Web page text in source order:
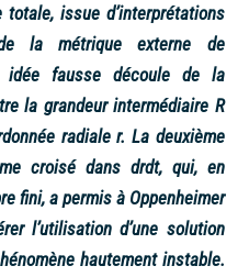
issue d’interprétations
la métrique externe de
idée fausse découle de la
la grandeur intermédiaire R
radiale r. La deuxième
croisé dans drdt, qui, en
fini, a permis à Oppenheimer
l’utilisation d’une solution
hautement instable.